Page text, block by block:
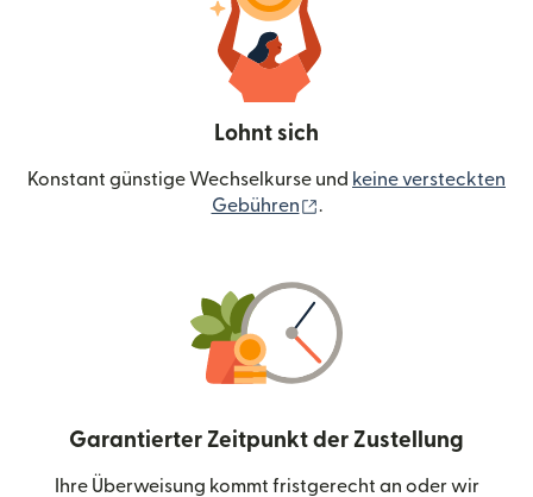
Lohnt sich
Konstant günstige Wechselkurse und keine versteckten
Gebühren
.
Garantierter Zeitpunkt der Zustellung
Ihre Überweisung kommt fristgerecht an oder wir